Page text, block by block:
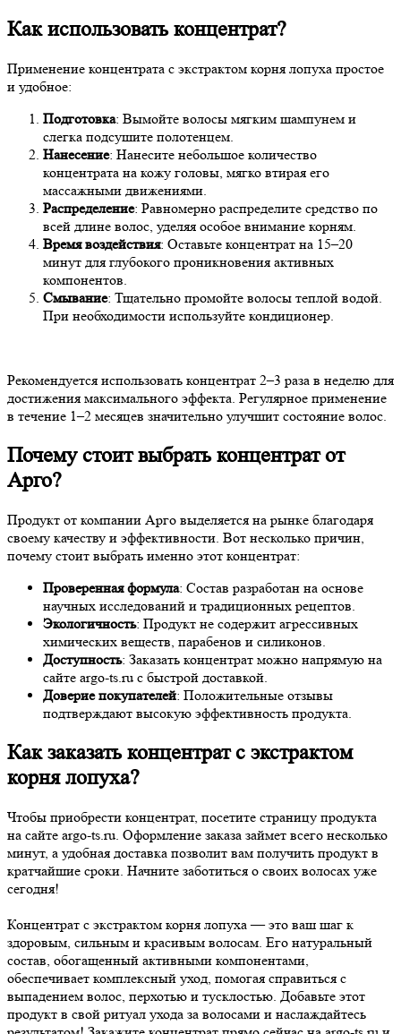
Как использовать концентрат?
Применение концентрата с экстрактом корня лопуха простое
и удобное:
Подготовка: Вымойте волосы мягким шампунем и
слегка подсушите полотенцем.
Нанесение: Нанесите небольшое количество
концентрата на кожу головы, мягко втирая его
массажными движениями.
Распределение: Равномерно распределите средство по
всей длине волос, уделяя особое внимание корням.
Время воздействия: Оставьте концентрат на 15–20
минут для глубокого проникновения активных
компонентов.
Смывание: Тщательно промойте волосы теплой водой.
При необходимости используйте кондиционер.
Рекомендуется использовать концентрат 2–3 раза в неделю для
достижения максимального эффекта. Регулярное применение
в течение 1–2 месяцев значительно улучшит состояние волос.
Почему стоит выбрать концентрат от
Арго?
Продукт от компании Арго выделяется на рынке благодаря
своему качеству и эффективности. Вот несколько причин,
почему стоит выбрать именно этот концентрат:
Проверенная формула: Состав разработан на основе
научных исследований и традиционных рецептов.
Экологичность: Продукт не содержит агрессивных
химических веществ, парабенов и силиконов.
Доступность: Заказать концентрат можно напрямую на
сайте argo-ts.ru с быстрой доставкой.
Доверие покупателей: Положительные отзывы
подтверждают высокую эффективность продукта.
Как заказать концентрат с экстрактом
корня лопуха?
Чтобы приобрести концентрат, посетите страницу продукта
на сайте argo-ts.ru. Оформление заказа займет всего несколько
минут, а удобная доставка позволит вам получить продукт в
кратчайшие сроки. Начните заботиться о своих волосах уже
сегодня!
Концентрат с экстрактом корня лопуха — это ваш шаг к
здоровым, сильным и красивым волосам. Его натуральный
состав, обогащенный активными компонентами,
обеспечивает комплексный уход, помогая справиться с
выпадением волос, перхотью и тусклостью. Добавьте этот
продукт в свой ритуал ухода за волосами и наслаждайтесь